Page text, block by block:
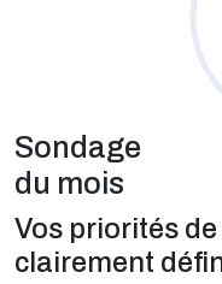
Sondage
du mois
Vos priorités
clairement